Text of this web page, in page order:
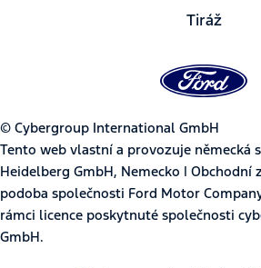
Tiráž
© Cybergroup International GmbH
Tento web vlastní a provozuje německá
Heidelberg GmbH, Nemecko | Obchodní
podoba společnosti Ford Motor
rámci licence poskytnuté společnosti
GmbH.